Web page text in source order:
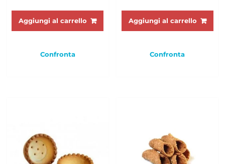
Aggiungi al carrello
Confronta
Aggiungi al carrello
Confronta